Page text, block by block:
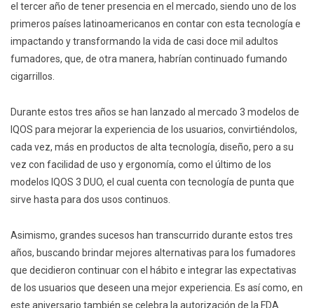
el tercer año de tener presencia en el mercado, siendo uno de los
primeros países latinoamericanos en contar con esta tecnología e
impactando y transformando la vida de casi doce mil adultos
fumadores, que, de otra manera, habrían continuado fumando
cigarrillos.
Durante estos tres años se han lanzado al mercado 3 modelos de
IQOS para mejorar la experiencia de los usuarios, convirtiéndolos,
cada vez, más en productos de alta tecnología, diseño, pero a su
vez con facilidad de uso y ergonomía, como el último de los
modelos IQOS 3 DUO, el cual cuenta con tecnología de punta que
sirve hasta para dos usos continuos.
Asimismo, grandes sucesos han transcurrido durante estos tres
años, buscando brindar mejores alternativas para los fumadores
que decidieron continuar con el hábito e integrar las expectativas
de los usuarios que deseen una mejor experiencia. Es así como, en
este aniversario también se celebra la autorización de la FDA